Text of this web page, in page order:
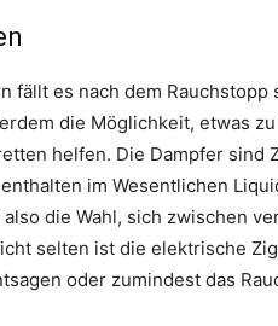
fällt es nach dem
die Möglichkeit, etwas
helfen. Die Dampfer sind
enthalten im Wesentlichen
also die Wahl, sich zwischen
selten ist die elektrische
oder zumindest das